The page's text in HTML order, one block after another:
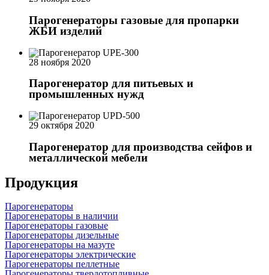
Парогенераторы газовые для пропарки
ЖБИ изделий
28 ноября 2020
Парогенератор для питьевых и
промышленных нужд
29 октября 2020
Парогенератор для производства сейфов и
металлической мебели
Продукция
Парогенераторы
Парогенераторы в наличии
Парогенераторы газовые
Парогенераторы дизельные
Парогенераторы на мазуте
Парогенераторы электрические
Парогенераторы пеллетные